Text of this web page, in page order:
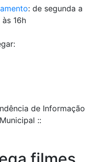
: de segunda a
16h
de Informação
::